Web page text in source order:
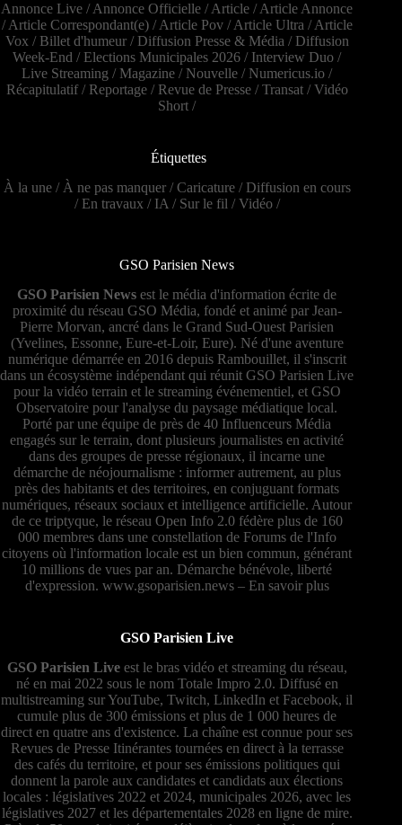
Annonce Live /Annonce Officielle /Article /Article Annonce
/Article Correspondant(e)/Article Pov/Article Ultra /Article
Vox / Billet d'humeur/ Diffusion Presse & Média / Diffusion
Week-End / Elections Municipales 2026 / Interview Duo /
Live Streaming / Magazine / Nouvelle / Numericus.io /
Récapitulatif/ Reportage/ Revue de Presse/Transat/Vidéo
Short /
Étiquettes
À la une/ À ne pas manquer/Caricature/ Diffusion en cours
/ En travaux / IA / Sur le fil /Vidéo/
GSO Parisien News
GSO Parisien News est le média d'information écrite de
proximité du réseau GSO Média, fondé et animé par Jean-
Pierre Morvan, ancré dans le Grand Sud-Ouest Parisien
(Yvelines, Essonne, Eure-et-Loir, Eure). Né d'une aventure
numérique démarrée en 2016 depuis Rambouillet, il s'inscrit
dans un écosystème indépendant qui réunit GSO Parisien Live
pour la vidéo terrain et le streaming événementiel, et GSO
Observatoire pour l'analyse du paysage médiatique local.
Porté par une équipe de près de 40 Influenceurs Média
engagés sur le terrain, dont plusieurs journalistes en activité
dans des groupes de presse régionaux, il incarne une
démarche de néojournalisme : informer autrement, au plus
près des habitants et des territoires, en conjuguant formats
numériques, réseaux sociaux et intelligence artificielle. Autour
de ce triptyque, le réseau Open Info 2.0 fédère plus de 160
000 membres dans une constellation de Forums de l'Info
citoyens où l'information locale est un bien commun, générant
10 millions de vues par an. Démarche bénévole, liberté
d'expression. www.gsoparisien.news– En savoir plus
GSO Parisien Live
GSO Parisien Liveest le bras vidéo et streaming du réseau,
né en mai 2022 sous le nom Totale Impro 2.0. Diffusé en
multistreaming sur YouTube, Twitch, LinkedIn et Facebook, il
cumule plus de 300 émissions et plus de 1 000 heures de
direct en quatre ans d'existence. La chaîne est connue pour ses
Revues de Presse Itinérantes tournées en direct à la terrasse
des cafés du territoire, et pour ses émissions politiques qui
donnent la parole aux candidates et candidats aux élections
locales : législatives 2022 et 2024, municipales 2026, avec les
législatives 2027 et les départementales 2028 en ligne de mire.